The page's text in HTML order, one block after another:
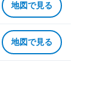
地図で見る
地図で見る